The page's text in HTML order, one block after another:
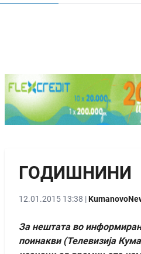
ГОДИШНИНИ
12.01.2015 13:38 |
За нештата во
поинакви (Телевизија